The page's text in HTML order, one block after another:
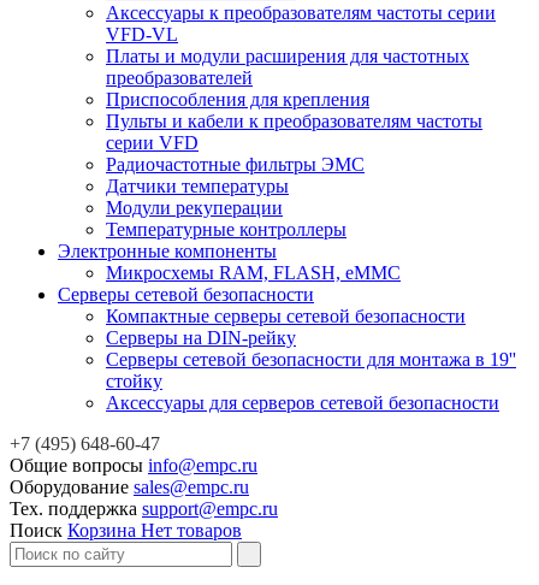
Аксессуары к преобразователям частоты серии
VFD-VL
Платы и модули расширения для частотных
преобразователей
Приспособления для крепления
Пульты и кабели к преобразователям частоты
серии VFD
Радиочастотные фильтры ЭМС
Датчики температуры
Модули рекуперации
Температурные контроллеры
Электронные компоненты
Микросхемы RAM, FLASH, eMMC
Серверы сетевой безопасности
Компактные серверы сетевой безопасности
Серверы на DIN-рейку
Серверы сетевой безопасности для монтажа в 19''
стойку
Аксессуары для серверов сетевой безопасности
+7 (495) 648-60-47
Общие вопросы info@empc.ru
Оборудование sales@empc.ru
Тех. поддержка support@empc.ru
Поиск Корзина Нет товаров